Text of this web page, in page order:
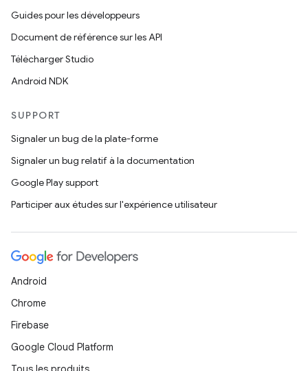
Guides pour les développeurs
Document de référence sur les API
Télécharger Studio
Android NDK
SUPPORT
Signaler un bug de la plate-forme
Signaler un bug relatif à la documentation
Google Play support
Participer aux études sur l'expérience utilisateur
Android
Chrome
Firebase
Google Cloud Platform